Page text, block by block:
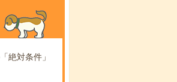
絶対条件」